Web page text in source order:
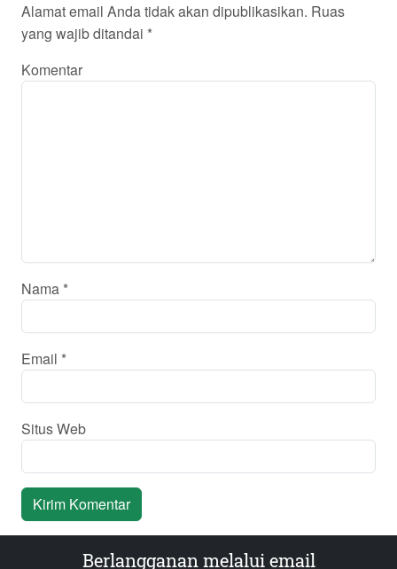
Alamat email Anda tidak akan dipublikasikan. Ruas
yang wajib ditandai *
Komentar
Nama *
Email *
Situs Web
Berlangganan melalui email